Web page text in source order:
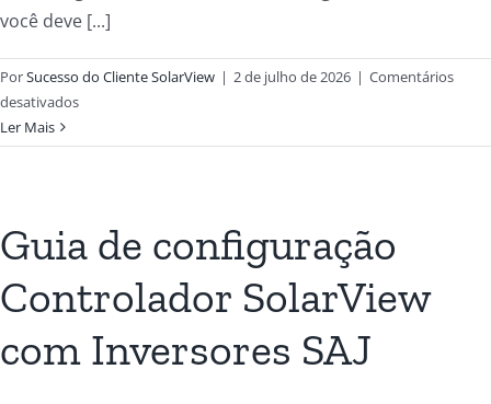
você deve [...]
PorSucesso do Cliente SolarView | 2 de julho de 2026 | Comentários
desativados
Ler Mais
Guia de configuração
Controlador SolarView
com Inversores SAJ